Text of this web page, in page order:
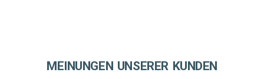
MEINUNGEN UNSERER KUNDEN